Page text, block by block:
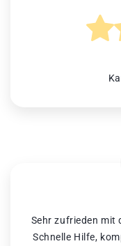
Sehr zufrieden mit
Schnelle Hilfe,